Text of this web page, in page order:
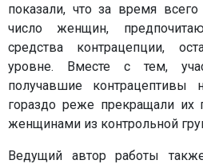
показали, что за время
число женщин,
средства контрацепции,
уровне. Вместе с тем,
получавшие контрацептивы
гораздо реже прекращали
женщинами из контрольной
Ведущий автор работы